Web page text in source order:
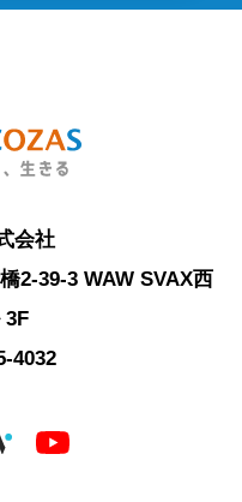
会社
2-39-3 WAW SVAX西
3F
4032